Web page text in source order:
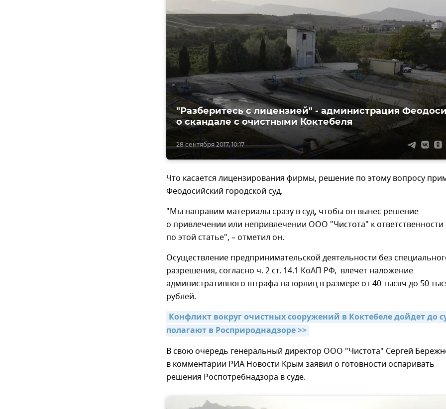
28 сентября 2017, 10:17
"Разберитесь с лицензией" - администрация
о скандале с очистными Коктебеля
Что касается лицензирования фирмы, решение по этому вопросу
Феодосийский городской суд.
"Мы направим материалы сразу в суд, чтобы он вынес решение
о привлечении или непривлечении ООО "Чистота" к ответственности
по этой статье", – отметил он.
Осуществление предпринимательской деятельности без
разрешения, согласно ч. 2 ст. 14.1 КоАП РФ, влечет наложение
административного штрафа на юрлиц в размере от 40 тысяч до 50
рублей.
Конфликт вокруг очистных сооружений в Коктебеле дойдет до
полагают в Росприроднадзоре >>
В свою очередь генеральный директор ООО "Чистота" Сергей
в комментарии РИА Новости Крым заявил о готовности оспаривать
решения Роспотребнадзора в суде.